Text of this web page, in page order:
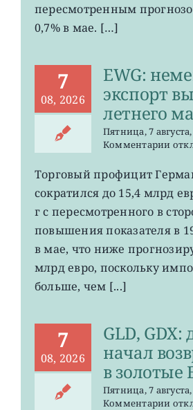
пересмотренным
0,7% в мае. […]
7
08, 2026
EWG:
экспорт
летнего
Пятница, 7
Комментариик
4-
Торговый профицит
сократился до 15,4 млрд
г с пересмотренного в
повышения показателя в
в мае, что ниже
млрд евро, поскольку
больше, чем [...]
7
08, 2026
GLD, GDX:
начал
в золотые
Пятница, 7
Комментариик